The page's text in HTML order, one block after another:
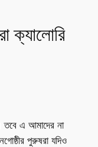
ক্যালোরি
তবে এ আমাদের না
পুরুষরা যদিও